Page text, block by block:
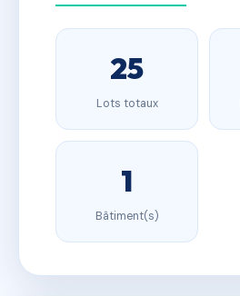
25
Lots totaux
1
Bâtiment(s)